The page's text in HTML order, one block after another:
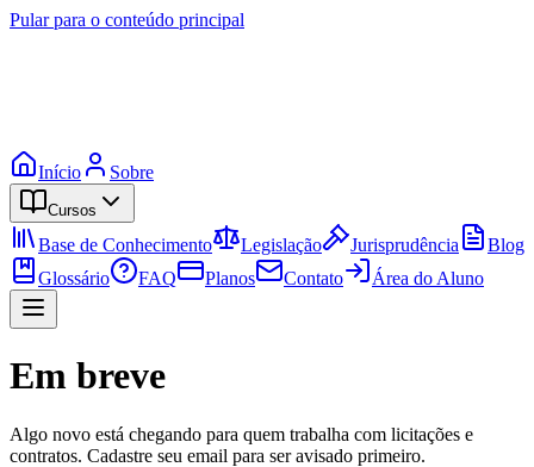
Pular para o conteúdo principal
Início Sobre
Cursos
Base de Conhecimento Legislação Jurisprudência
Blog
Glossário
FAQ Planos Contato Área do Aluno
Em breve
Algo novo está chegando para quem trabalha com licitações e
contratos. Cadastre seu email para ser avisado primeiro.